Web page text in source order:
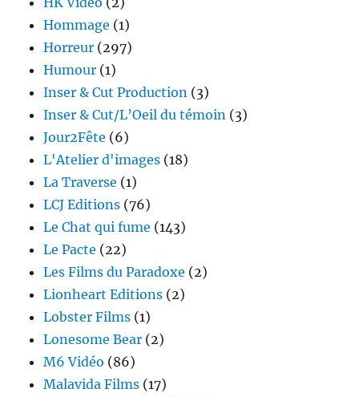
Hommage (1)
Horreur (297)
Humour (1)
Inser & Cut Production (3)
Inser & Cut/L’Oeil du témoin (3)
Jour2Fête (6)
L'Atelier d'images (18)
La Traverse (1)
LCJ Editions (76)
Le Chat qui fume (143)
Le Pacte (22)
Les Films du Paradoxe (2)
Lionheart Editions (2)
Lobster Films (1)
Lonesome Bear (2)
M6 Vidéo (86)
Malavida Films (17)